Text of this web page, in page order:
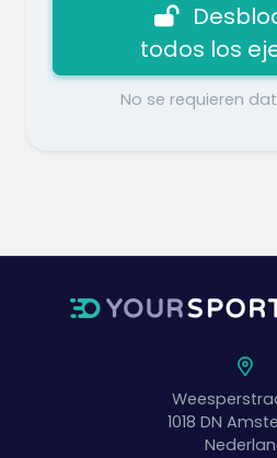
todos los
No se requieren
1018 DN